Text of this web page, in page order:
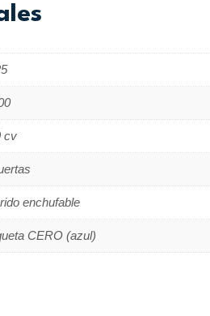
cv
enchufable
CERO (azul)